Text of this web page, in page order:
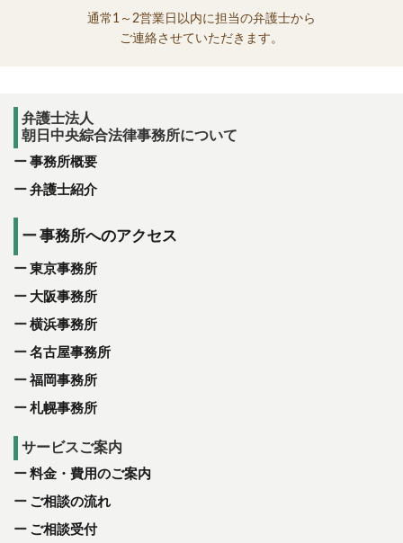
通常1～2営業日以内に担当の弁護士から
ご連絡させていただきます。
弁護士法人
朝日中央綜合法律事務所について
事務所概要
弁護士紹介
事務所へのアクセス
東京事務所
大阪事務所
横浜事務所
名古屋事務所
福岡事務所
札幌事務所
サービスご案内
料金・費用のご案内
ご相談の流れ
ご相談受付